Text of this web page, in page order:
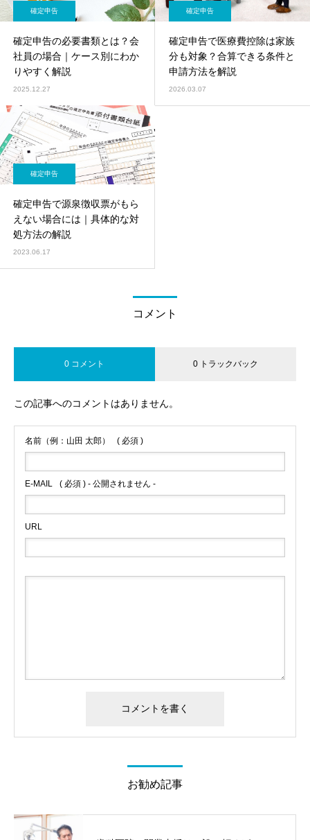
確定申告
確定申告の必要書類とは？会
社員の場合｜ケース別にわか
りやすく解説
2025.12.27
確定申告
確定申告で医療費控除は家族
分も対象？合算できる条件と
申請方法を解説
2026.03.07
確定申告
確定申告で源泉徴収票がもら
えない場合には｜具体的な対
処方法の解説
2023.06.17
コメント
0 コメント 0 トラックバック
この記事へのコメントはありません。
名前（例：山田 太郎） ( 必須 )
E-MAIL ( 必須 ) - 公開されません -
URL
お勧め記事